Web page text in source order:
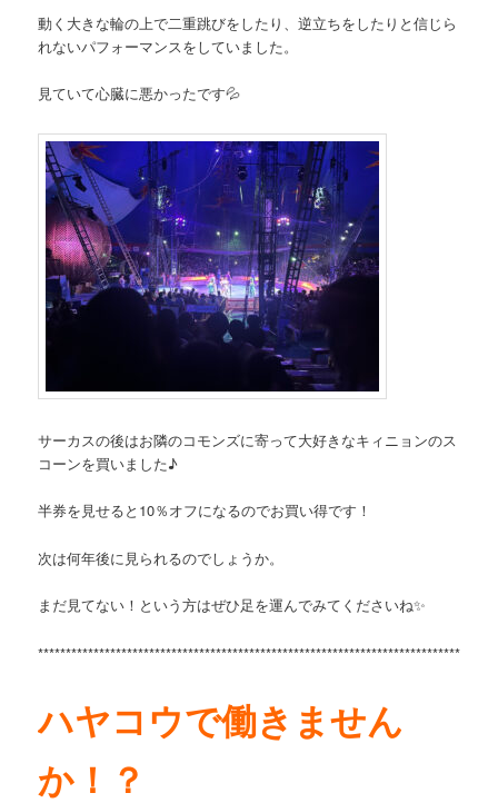
動く大きな輪の上で二重跳びをしたり、逆立ちをしたりと信じら
れないパフォーマンスをしていました。
見ていて心臓に悪かったです💦
サーカスの後はお隣のコモンズに寄って大好きなキィニョンのス
コーンを買いました♪
半券を見せると10％オフになるのでお買い得です！
次は何年後に見られるのでしょうか。
まだ見てない！という方はぜひ足を運んでみてくださいね✨
****************************************************************************
ハヤコウで働きません
か！？